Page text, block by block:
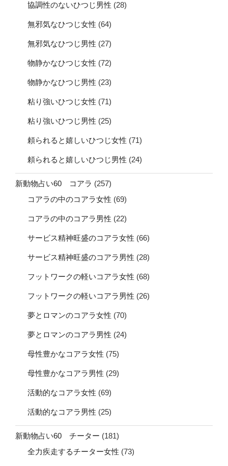
協調性のないひつじ男性 (28)
無邪気なひつじ女性 (64)
無邪気なひつじ男性 (27)
物静かなひつじ女性 (72)
物静かなひつじ男性 (23)
粘り強いひつじ女性 (71)
粘り強いひつじ男性 (25)
頼られると嬉しいひつじ女性 (71)
頼られると嬉しいひつじ男性 (24)
新動物占い60 コアラ (257)
コアラの中のコアラ女性 (69)
コアラの中のコアラ男性 (22)
サービス精神旺盛のコアラ女性 (66)
サービス精神旺盛のコアラ男性 (28)
フットワークの軽いコアラ女性 (68)
フットワークの軽いコアラ男性 (26)
夢とロマンのコアラ女性 (70)
夢とロマンのコアラ男性 (24)
母性豊かなコアラ女性 (75)
母性豊かなコアラ男性 (29)
活動的なコアラ女性 (69)
活動的なコアラ男性 (25)
新動物占い60 チーター (181)
全力疾走するチーター女性 (73)